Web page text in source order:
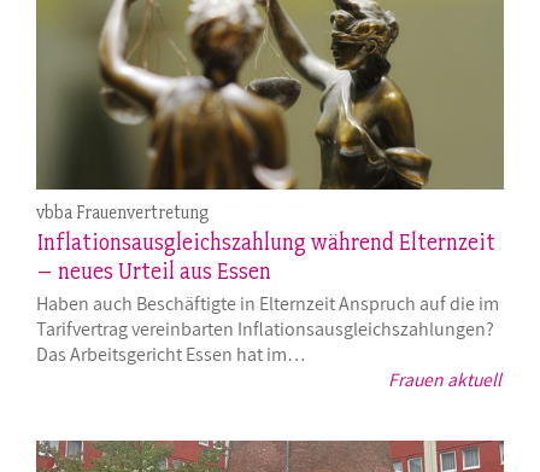
Frauen aktuell
vbba Frauenvertretung
Inflationsausgleichszahlung während Elternzeit
– neues Urteil aus Essen
Haben auch Beschäftigte in Elternzeit Anspruch auf die im
Tarifvertrag vereinbarten Inflationsausgleichszahlungen?
Das Arbeitsgericht Essen hat im…